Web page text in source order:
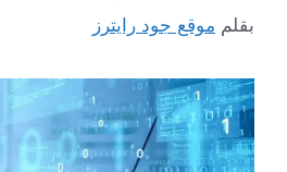
بقلم موقع جود رايترز